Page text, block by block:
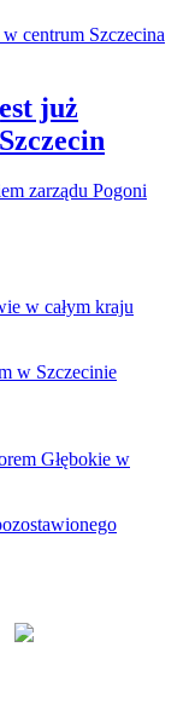
już
w całym kraju
w Szczecinie
Głębokie w